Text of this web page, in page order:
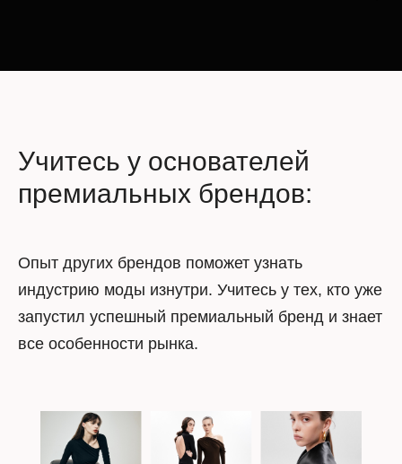
Учитесь у основателей
премиальных брендов:
Опыт других брендов поможет узнать
индустрию моды изнутри. Учитесь у тех, кто уже
запустил успешный премиальный бренд и знает
все особенности рынка.